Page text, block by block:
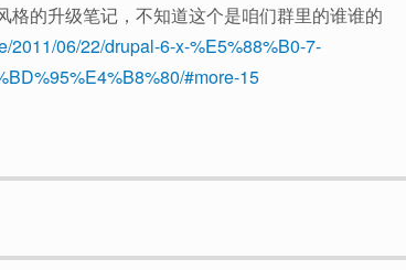
的升级笔记，不知道这个是咱们群里的谁谁的
2011/06/22/drupal-6-x-%E5%88%B0-7-
#more-15